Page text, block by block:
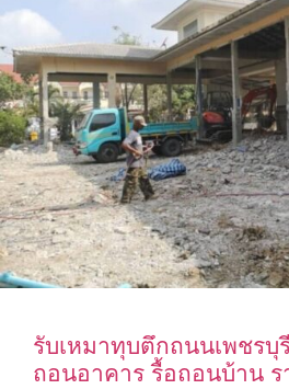
รับเหมาทุบตึกถนนเพชรบุ
ถอนอาคาร รื้อถอนบ้าน ร